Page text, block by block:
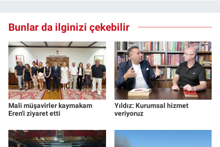
Bunlar da ilginizi çekebilir
Mali müşavirler kaymakam
Eren'i ziyaret etti
Yıldız: Kurumsal hizmet
veriyoruz